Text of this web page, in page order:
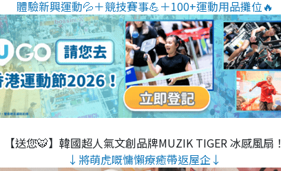
體驗新興運動💦＋競技賽事💪＋100+運動用品攤位🔥
【送您🐯】韓國超人氣文創品牌MUZIK TIGER 冰感風扇！
↓將萌虎嘅慵懶療癒帶返屋企↓